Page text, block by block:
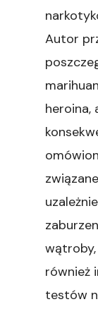
Autor
heroina,
również
testów